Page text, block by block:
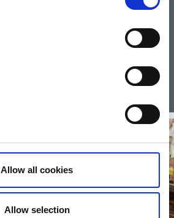
Allow all cookies
Allow selection
och Vänern. Under sommaren går
bland öar, klippor och skär.